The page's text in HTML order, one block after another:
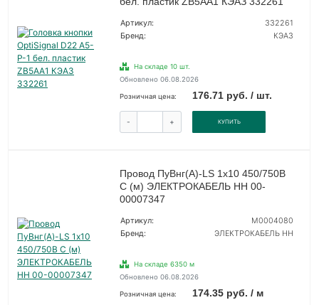
Артикул:
332261
Бренд:
КЭАЗ
На складе 10 шт.
Обновлено 06.08.2026
Розничная цена: 176.71 руб. / шт.
- + КУПИТЬ
Провод ПуВнг(А)-LS 1х10 450/750В
С (м) ЭЛЕКТРОКАБЕЛЬ НН 00-
00007347
Артикул:
M0004080
Бренд:
ЭЛЕКТРОКАБЕЛЬ НН
На складе 6350 м
Обновлено 06.08.2026
Розничная цена: 174.35 руб. / м